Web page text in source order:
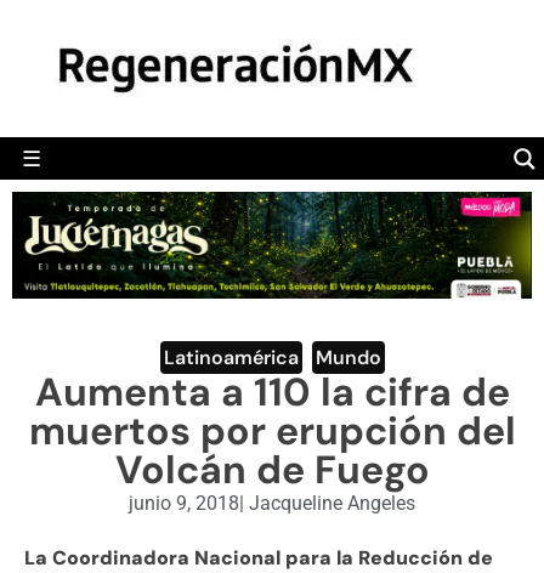
☰
POLÍTICA
CAMALEÓN
OPINIÓN
DEPORTES
ENGLISH SECTION
VIDEOS
Latinoamérica Mundo
Aumenta a 110 la cifra de
muertos por erupción del
Volcán de Fuego
junio 9, 2018| Jacqueline Angeles
La Coordinadora Nacional para la Reducción de